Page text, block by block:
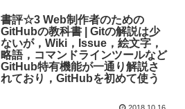
書評☆3 Web制作者のための
GitHubの教科書 | Gitの解説は少
ないが，Wiki，Issue，絵文字，
略語，コマンドラインツールなど
GitHub特有機能が一通り解説さ
れており，GitHubを初めて使う